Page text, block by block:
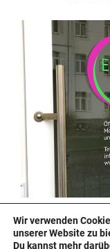
Wir verwenden
unserer Website zu
Du kannst mehr